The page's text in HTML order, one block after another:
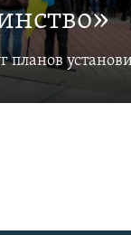
планов